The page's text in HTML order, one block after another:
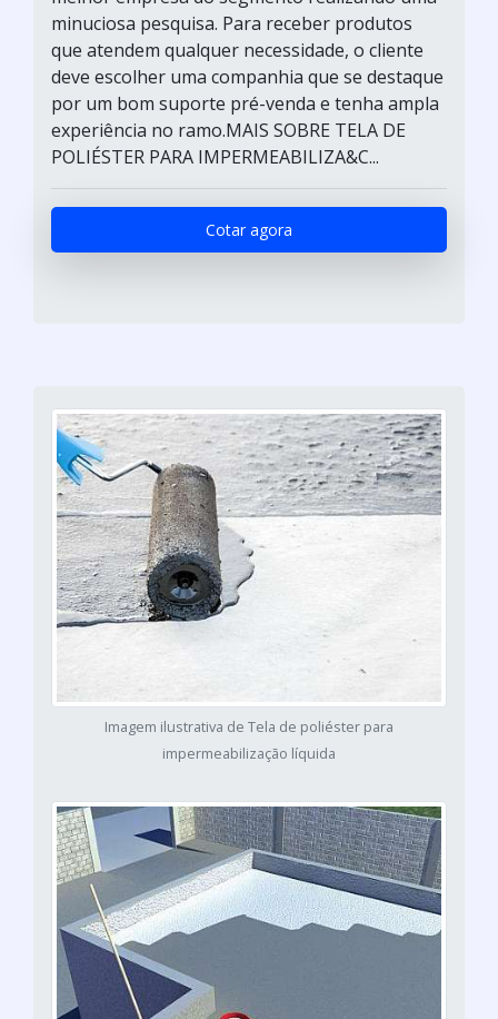
minuciosa pesquisa. Para receber produtos
que atendem qualquer necessidade, o cliente
deve escolher uma companhia que se destaque
por um bom suporte pré-venda e tenha ampla
experiência no ramo.MAIS SOBRE TELA DE
POLIÉSTER PARA IMPERMEABILIZA&C...
Cotar agora
Imagem ilustrativa de Tela de poliéster para
impermeabilização líquida